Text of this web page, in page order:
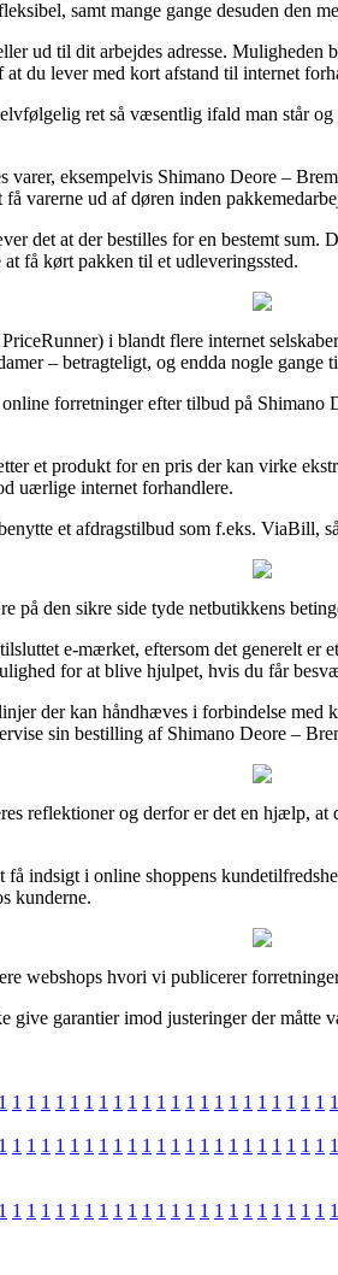
samt mange gange desuden den
ud til dit arbejdes adresse.
du lever med kort afstand til internet
ret så væsentlig ifald man står
eksempelvis Shimano Deore –
varerne ud af døren inden
det at der bestilles for en bestemt
få kørt pakken til et udleveringssted.
i blandt flere internet
– betragteligt, og endda nogle gange
forretninger efter tilbud på
et produkt for en pris der kan virke
uærlige internet forhandlere.
et afdragstilbud som f.eks. ViaBill,
den sikre side tyde netbutikkens
e-mærket, eftersom det generelt
for at blive hjulpet, hvis du får
der kan håndhæves i forbindelse
sin bestilling af Shimano Deore –
reflektioner og derfor er det en hjælp, at
indsigt i online shoppens
kunderne.
webshops hvori vi publicerer
garantier imod justeringer der måtte
1 1 1 1 1 1 1 1 1 1 1 1 1 1 1 1 1 1 1 1 1 1 1 1
1 1 1 1 1 1 1 1 1 1 1 1 1 1 1 1 1 1 1 1 1 1 1 1
1 1 1 1 1 1 1 1 1 1 1 1 1 1 1 1 1 1 1 1 1 1 1 1